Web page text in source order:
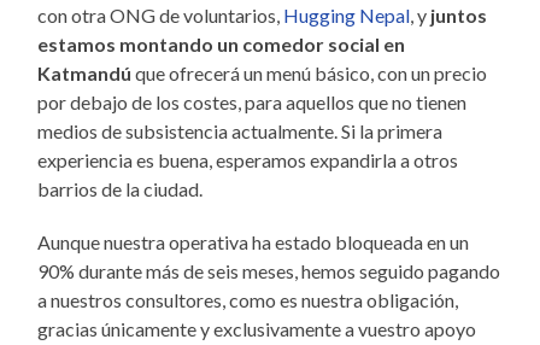
con otra ONG de voluntarios, Hugging Nepal, y juntos
estamos montando un comedor social en
Katmandú que ofrecerá un menú básico, con un precio
por debajo de los costes, para aquellos que no tienen
medios de subsistencia actualmente. Si la primera
experiencia es buena, esperamos expandirla a otros
barrios de la ciudad.
Aunque nuestra operativa ha estado bloqueada en un
90% durante más de seis meses, hemos seguido pagando
a nuestros consultores, como es nuestra obligación,
gracias únicamente y exclusivamente a vuestro apoyo